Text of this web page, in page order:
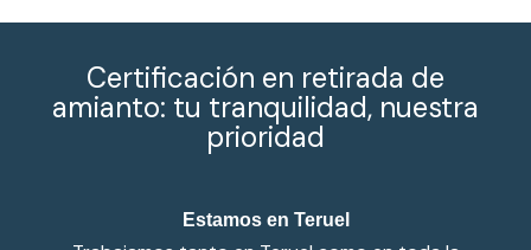
Certificación en retirada de
amianto: tu tranquilidad, nuestra
prioridad
Estamos en Teruel